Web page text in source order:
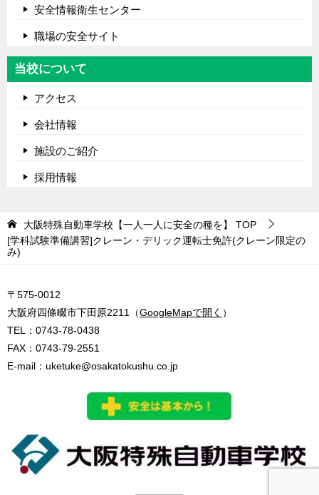
安全情報衛生センター
職場の安全サイト
当校について
アクセス
会社情報
施設のご紹介
採用情報
大阪特殊自動車学校【一人一人に安全の種を】
TOP
[学科試験準備講習]クレーン・デリック運転士免許(クレーン限定の
み)
〒575-0012
大阪府四條畷市下田原2211（GoogleMapで開く ）
TEL： 0743-78-0438
FAX：0743-79-2551
E-mail： uketuke@osakatokushu.co.jp